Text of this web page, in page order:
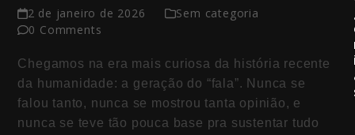
2 de janeiro de 2026
Sem categoria
0 Comments
Chegamos na era mais curiosa da história recente
da humanidade: a geração do “fala”. Nunca se
falou tanto, nunca se mostrou tanta opinião, e
nunca se teve tão pouca base pra sustentar tudo